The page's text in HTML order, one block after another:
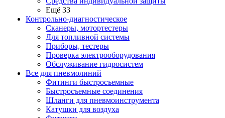
Ещё 33
Контрольно-диагностическое
Сканеры, мотортестеры
Для топливной системы
Приборы, тестеры
Проверка электрооборудования
Обслуживание гидросистем
Все для пневмолиний
Фитинги быстросъемные
Быстросъемные соединения
Шланги для пневмоинструмента
Катушки для воздуха